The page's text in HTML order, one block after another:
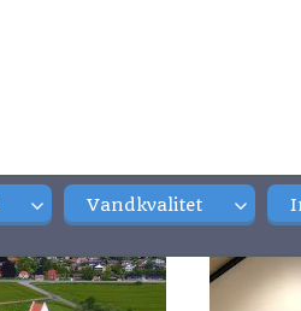
Vandkvalitet